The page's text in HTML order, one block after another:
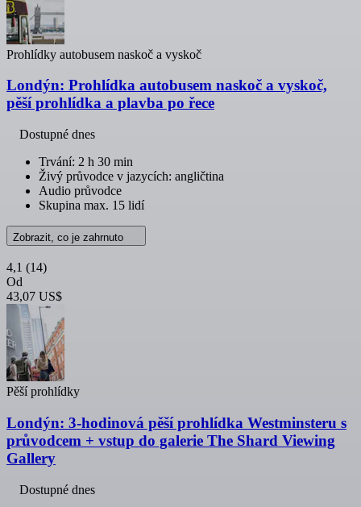
Prohlídky autobusem naskoč a vyskoč
Londýn: Prohlídka autobusem naskoč a vyskoč,
pěší prohlídka a plavba po řece
Dostupné dnes
Trvání: 2 h 30 min
Živý průvodce v jazycích: angličtina
Audio průvodce
Skupina max. 15 lidí
Zobrazit, co je zahrnuto
4,1 (14)
Od
43,07 US$
Pěší prohlídky
Londýn: 3-hodinová pěší prohlídka Westminsteru s
průvodcem + vstup do galerie The Shard Viewing
Gallery
Dostupné dnes